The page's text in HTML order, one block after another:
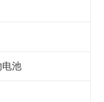
电池